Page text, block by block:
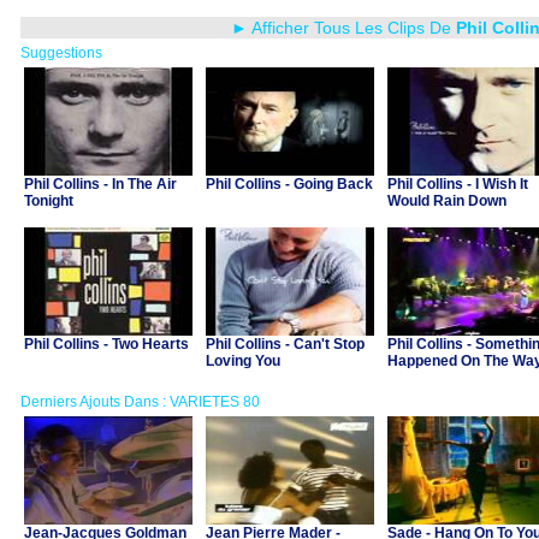
► Afficher Tous Les Clips De Phil
Suggestions
Phil Collins - In The Air
Tonight
Phil Collins - Going Back
Phil Collins - I Wish It
Would Rain Down
Phil Collins - Two Hearts
Phil Collins - Can't Stop
Loving You
Phil Collins -
Happened On The
Derniers Ajouts Dans : VARIETES 80
Jean-Jacques Goldman Jean Pierre Mader - Sade - Hang On To